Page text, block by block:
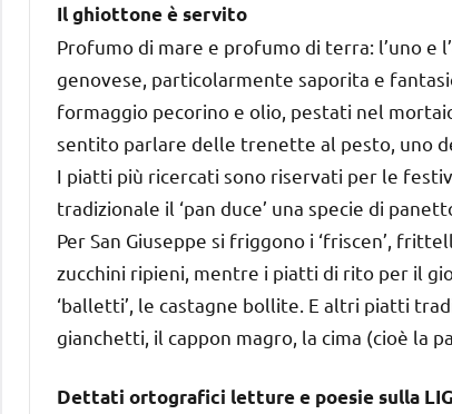
Il ghiottone è servito
Profumo di mare e profumo di terra: l’uno e
genovese, particolarmente saporita e
formaggio pecorino e olio, pestati nel
sentito parlare delle trenette al pesto, uno
I piatti più ricercati sono riservati per le
tradizionale il ‘pan duce’ una specie di
Per San Giuseppe si friggono i ‘friscen’,
zucchini ripieni, mentre i piatti di rito per il
‘balletti’, le castagne bollite. E altri piatti
gianchetti, il cappon magro, la cima (cioè la
Dettati ortografici letture e poesie sulla